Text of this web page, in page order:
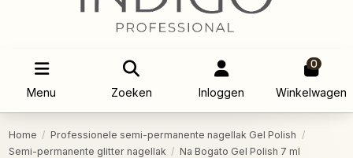
Menu Zoeken Inloggen
0
Winkelwagen
Home
Professionele semi-permanente nagellak Gel Polish
Semi-permanente glitter nagellak
Na Bogato Gel Polish 7 ml